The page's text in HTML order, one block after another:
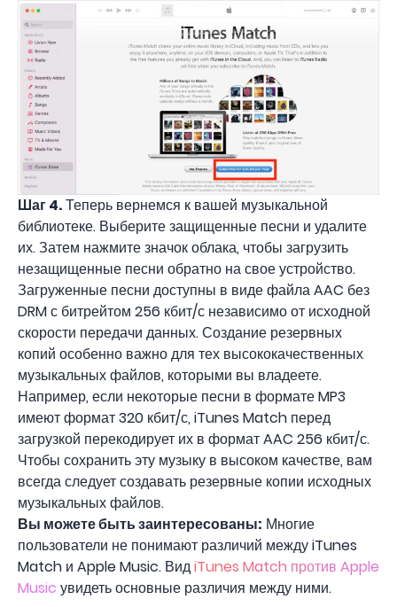
Шаг 4.Теперь вернемся к вашей музыкальной
библиотеке. Выберите защищенные песни и удалите
их. Затем нажмите значок облака, чтобы загрузить
незащищенные песни обратно на свое устройство.
Загруженные песни доступны в виде файла AAC без
DRM с битрейтом 256 кбит/с независимо от исходной
скорости передачи данных. Создание резервных
копий особенно важно для тех высококачественных
музыкальных файлов, которыми вы владеете.
Например, если некоторые песни в формате MP3
имеют формат 320 кбит/с, iTunes Match перед
загрузкой перекодирует их в формат AAC 256 кбит/с.
Чтобы сохранить эту музыку в высоком качестве, вам
всегда следует создавать резервные копии исходных
музыкальных файлов.
Вы можете быть заинтересованы: Многие
пользователи не понимают различий между iTunes
Match и Apple Music. ВидiTunes Match против Apple
Music увидеть основные различия между ними.